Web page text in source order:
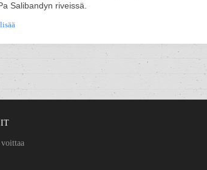
Salibandyn riveissä.
voittaa